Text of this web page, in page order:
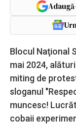
Blocul Naţional
mai 2024,
miting de
sloganul
muncesc!
cobaii